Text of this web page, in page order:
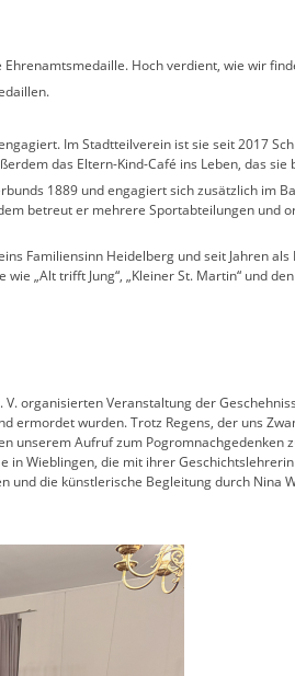
Hoch verdient, wie wir
Im Stadtteilverein ist sie seit 2017
das Eltern-Kind-Café ins Leben, das
1889 und engagiert sich zusätzlich im
betreut er mehrere Sportabteilungen und
Familiensinn Heidelberg und seit Jahren
„Alt trifft Jung“, „Kleiner St. Martin“ und
organisierten Veranstaltung der
ermordet wurden. Trotz Regens, der uns
unserem Aufruf zum Pogromnachgedenken
in Wieblingen, die mit ihrer
die künstlerische Begleitung durch Nina